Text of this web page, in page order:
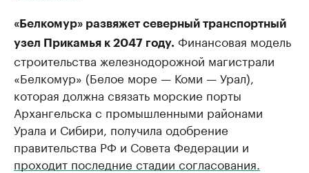
«Белкомур» развяжет северный транспортный
узел Прикамья к 2047 году. Финансовая модель
строительства железнодорожной магистрали
«Белкомур» (Белое море — Коми — Урал),
которая должна связать морские порты
Архангельска с промышленными районами
Урала и Сибири, получила одобрение
правительства РФ и Совета Федерации и
проходит последние стадии согласования.